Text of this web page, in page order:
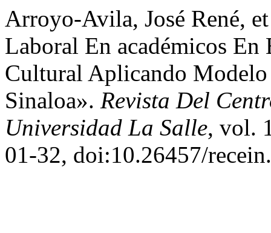
Arroyo-Avila, José René,
Laboral En académicos
Cultural Aplicando
Sinaloa». Revista Del
Universidad La Salle, vol.
01-32, doi:10.26457/